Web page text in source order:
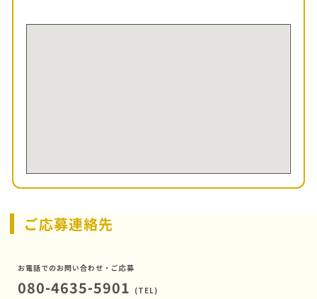
ご応募連絡先
お電話でのお問い合わせ・ご応募
080-4635-5901 (TEL)